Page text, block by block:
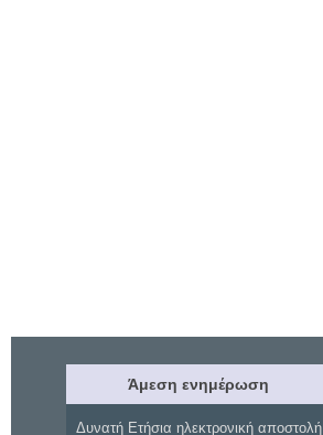
Άμεση ενημέρωση
Δυνατή Ετήσια ηλεκτρονική αποστολή